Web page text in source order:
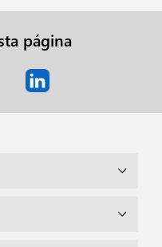
página